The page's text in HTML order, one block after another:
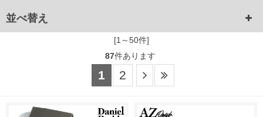
並べ替え
[1～50件]
87件あります
1 2